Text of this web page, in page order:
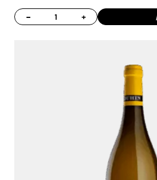
− +